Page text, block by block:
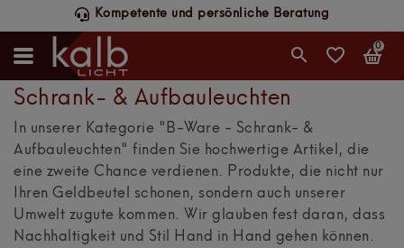
Kompetente und persönliche Beratung
0
Schrank- & Aufbauleuchten
In unserer Kategorie "B-Ware - Schrank- &
Aufbauleuchten" finden Sie hochwertige Artikel, die
eine zweite Chance verdienen. Produkte, die nicht nur
Ihren Geldbeutel schonen, sondern auch unserer
Umwelt zugute kommen. Wir glauben fest daran, dass
Nachhaltigkeit und Stil Hand in Hand gehen können.